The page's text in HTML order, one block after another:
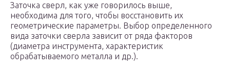
Заточка сверл, как уже говорилось выше,
необходима для того, чтобы восстановить их
геометрические параметры. Выбор определенного
вида заточки сверла зависит от ряда факторов
(диаметра инструмента, характеристик
обрабатываемого металла и др.).